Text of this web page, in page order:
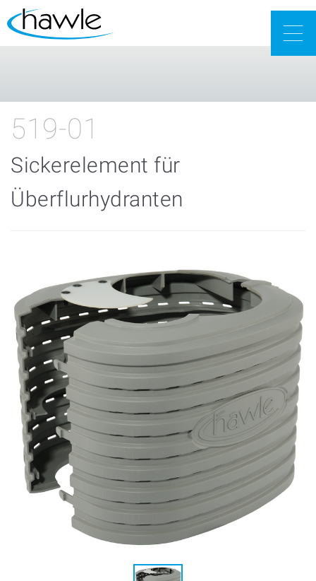
519-01
Sickerelement für
Überflurhydranten